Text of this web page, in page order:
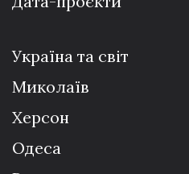
Україна та світ
Миколаїв
Херсон
Одеса